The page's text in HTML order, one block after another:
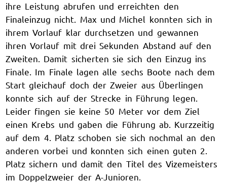
ihre Leistung abrufen und erreichten den
Finaleinzug nicht. Max und Michel konnten sich in
ihrem Vorlauf klar durchsetzen und gewannen
ihren Vorlauf mit drei Sekunden Abstand auf den
Zweiten. Damit sicherten sie sich den Einzug ins
Finale. Im Finale lagen alle sechs Boote nach dem
Start gleichauf doch der Zweier aus Überlingen
konnte sich auf der Strecke in Führung legen.
Leider fingen sie keine 50 Meter vor dem Ziel
einen Krebs und gaben die Führung ab. Kurzzeitig
auf dem 4. Platz schoben sie sich nochmal an den
anderen vorbei und konnten sich einen guten 2.
Platz sichern und damit den Titel des Vizemeisters
im Doppelzweier der A-Junioren.